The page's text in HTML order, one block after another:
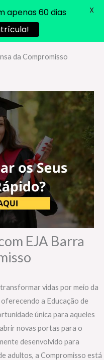
da Compromisso
EJA Barra
vidas por meio da
a Educação de
única para aqueles
novas portas para o
desenvolvido para
adultos, a Compromisso está
apenas 60 dias
X